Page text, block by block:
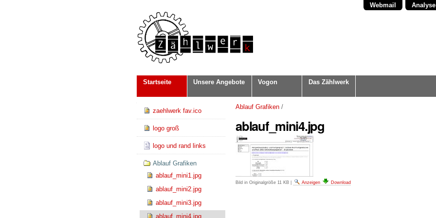
Inhalt
Direkt
zur
Navigation
Werkzeuge
Analyse
Webmail
Sektionen
Startseite Unsere Angebote Vogon Das Zählwerk
Ablauf Grafiken /
ablauf_mini4.jpg
Bild in Originalgröße 11 KB Anzeigen Download
Navigation
zaehlwerk fav.ico
logo groß
logo und rand links
Ablauf Grafiken
ablauf_mini1.jpg
ablauf_mini2.jpg
ablauf_mini3.jpg
ablauf_mini4.jpg